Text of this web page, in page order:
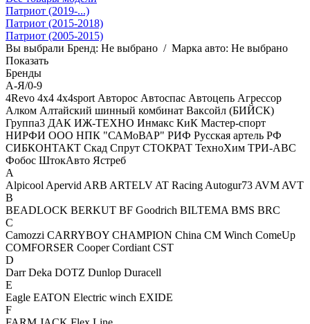
Патриот (2019-...)
Патриот (2015-2018)
Патриот (2005-2015)
Вы выбрали Бренд: Не выбрано / Марка авто: Не выбрано
Показать
Бренды
А-Я/0-9
4Revo 4x4 4x4sport Авторос Автоспас Автоцепь Агрессор
Алком Алтайский шинный комбинат Ваксойл (БИЙСК)
Группа3 ДАК ИЖ-ТЕХНО Инмакс КиК Мастер-спорт
НИРФИ ООО НПК "САМоВАР" РИФ Русская артель РФ
СИБКОНТАКТ Скад Спрут СТОКРАТ ТехноХим ТРИ-АВС
Фобос ШтокАвто Ястреб
A
Alpicool Apervid ARB ARTELV AT Racing Autogur73 AVM AVT
B
BEADLOCK BERKUT BF Goodrich BILTEMA BMS BRC
C
Camozzi CARRYBOY CHAMPION China CM Winch ComeUp
COMFORSER Cooper Cordiant CST
D
Darr Deka DOTZ Dunlop Duracell
E
Eagle EATON Electric winch EXIDE
F